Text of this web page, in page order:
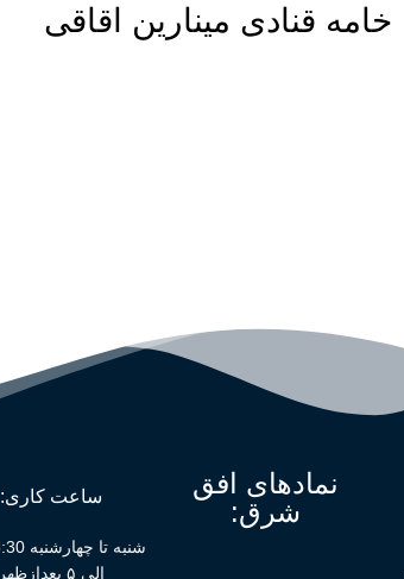
خامه قنادی مینارین اقاقی
نمادهای افق
شرق:
ساعت کاری:
الی ۵ بعدازظهر